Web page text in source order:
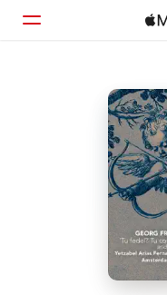
Accueil
Parcourir
Rechercher